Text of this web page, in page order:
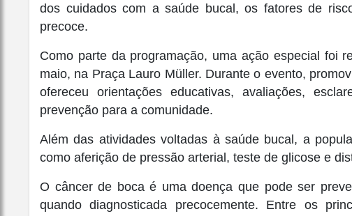
dos cuidados com a saúde bucal, os fatores de
precoce.
Como parte da programação, uma ação especial foi
maio, na Praça Lauro Müller. Durante o evento,
ofereceu orientações educativas, avaliações,
prevenção para a comunidade.
Além das atividades voltadas à saúde bucal, a
como aferição de pressão arterial, teste de glicose e
O câncer de boca é uma doença que pode ser
quando diagnosticada precocemente. Entre os